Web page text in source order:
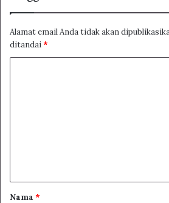
Alamat email Anda tidak akan
ditandai*
r
Nama *